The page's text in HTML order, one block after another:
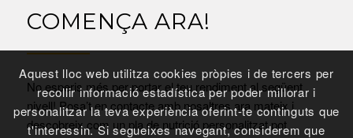
COMENÇA ARA!
No esperis més per portar el teu rendiment al següent
nivell! Posa’t en contacte amb nosaltres ara mateix i
descobreix com un pla de nutrició personalitzat pot
Aquest lloc web utilitza cookies pròpies i de tercers per
recollir informació estadística per poder millorar i
personalitzar la teva experiència oferint-te continguts que
t'interessin. Si segueixes navegant, considerem que